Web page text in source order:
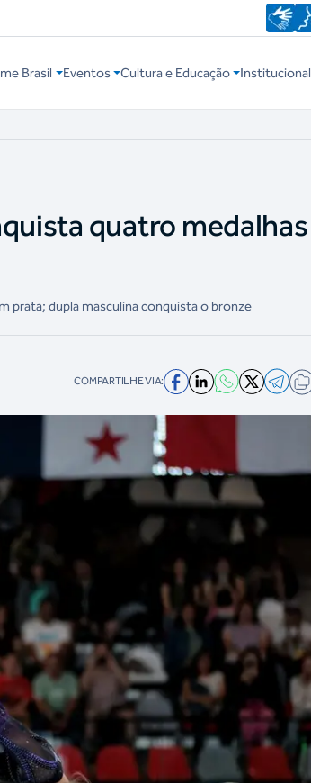
Brasil Eventos Cultura e Educação Institucional
quatro medalhas
prata; dupla masculina conquista o bronze
COMPARTILHE VIA: